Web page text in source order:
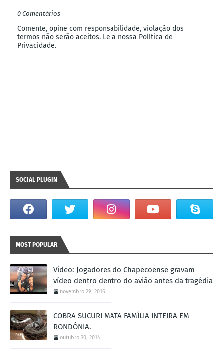
0 Comentários
Comente, opine com responsabilidade, violação dos
termos não serão aceitos. Leia nossa Política de
Privacidade.
SOCIAL PLUGIN
MOST POPULAR
Vídeo: Jogadores do Chapecoense gravam
vídeo dentro dentro do avião antes da tragédia
novembro 29, 2016
COBRA SUCURI MATA FAMÍLIA INTEIRA EM
RONDÔNIA.
outubro 30, 2014